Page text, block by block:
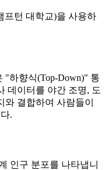
프턴 대학교)을 사용하
"하향식(Top-Down)" 통
데이터를 야간 조명, 도
결합하여 사람들이
.
인구 분포를 나타냅니